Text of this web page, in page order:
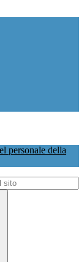
personale della